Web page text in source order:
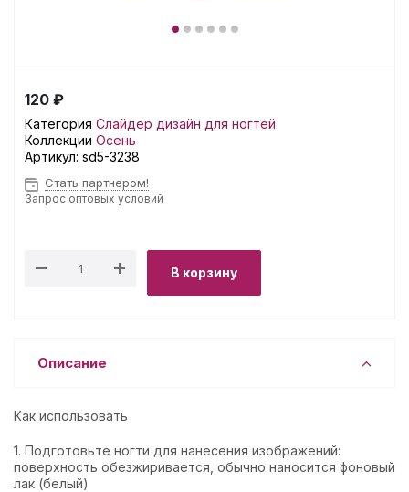
120 ₽
Категория Слайдер дизайн для ногтей
Коллекции Осень
Артикул: sd5-3238
Стать партнером!
Запрос оптовых условий
В корзину
Описание
Как использовать
1. Подготовьте ногти для нанесения изображений:
поверхность обезжиривается, обычно наносится фоновый
лак (белый)